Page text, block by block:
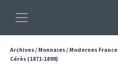
Archives/ Monnaies/ Modernes France
Cérès (1871-1899)